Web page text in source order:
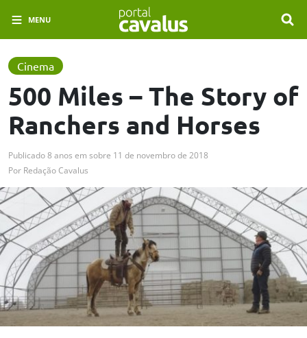
MENU
Cinema
500 Miles – The Story of
Ranchers and Horses
Publicado8 anos em sobre 11 de novembro de 2018
Por Redação Cavalus